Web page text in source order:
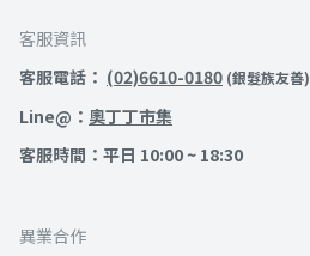
客服資訊
客服電話： (02)6610-0180 (銀髮族友善)
Line@： 奧丁丁市集
客服時間：平日 10:00 ~ 18:30
異業合作